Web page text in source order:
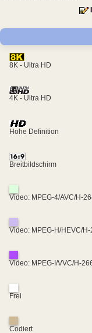
8K - Ultra HD
4K - Ultra HD
Hohe Definition
Breitbildschirm
Video: MPEG-4/AVC/H-
Video: MPEG-H/HEVC/H-
Video: MPEG-I/VVC/H-
Frei
Codiert